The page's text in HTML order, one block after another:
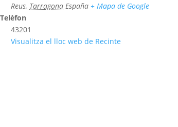
Reus, Tarragona España + Mapa de Google
Telèfon
43201
Visualitza el lloc web de Recinte